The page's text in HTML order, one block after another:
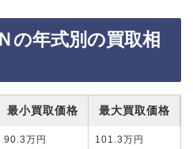
の年式別の買取相
最小買取価格 最大買取価格
90.3万円 101.3万円